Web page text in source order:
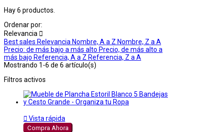
Hay 6 productos.
Ordenar por:
Relevancia 
Best sales Relevancia Nombre, A a Z Nombre, Z a A
Precio: de más bajo a más alto Precio, de más alto a
más bajo Referencia, A a Z Referencia, Z a A
Mostrando 1-6 de 6 artículo(s)
Filtros activos
 Vista rápida
Compra Ahora